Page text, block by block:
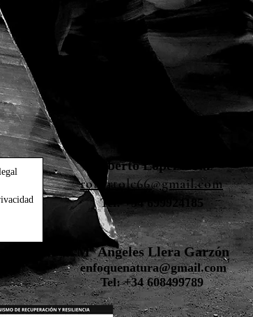
Roberto López Cruz
robertolc66@gmail.com
Tel: +34 699924185
Mª Ángeles Llera Garzón
enfoquenatura@gmail.com
Tel: +34 608499789